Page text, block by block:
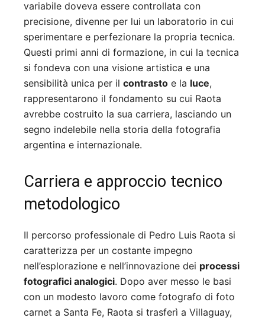
variabile doveva essere controllata con
precisione, divenne per lui un laboratorio in cui
sperimentare e perfezionare la propria tecnica.
Questi primi anni di formazione, in cui la tecnica
si fondeva con una visione artistica e una
sensibilità unica per il contrasto e la luce,
rappresentarono il fondamento su cui Raota
avrebbe costruito la sua carriera, lasciando un
segno indelebile nella storia della fotografia
argentina e internazionale.
Carriera e approccio tecnico
metodologico
Il percorso professionale di Pedro Luis Raota si
caratterizza per un costante impegno
nell’esplorazione e nell’innovazione dei processi
fotografici analogici. Dopo aver messo le basi
con un modesto lavoro come fotografo di foto
carnet a Santa Fe, Raota si trasferì a Villaguay,